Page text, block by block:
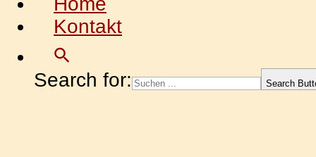
Kontakt
Search for: Search